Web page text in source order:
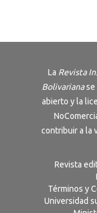
La Revista
Bolivarianase
abierto y la
contribuir a la
Revista
Términos y
Universidad